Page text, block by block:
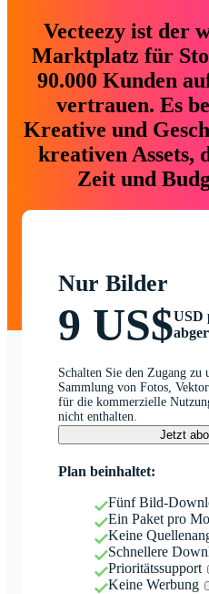
Vecteezy ist der
Marktplatz für
90.000 Kunden
vertrauen. Es
Kreative und
kreativen Assets,
Zeit und
Nur Bilder
9 US$USD
Schalten Sie den Zugang zu
Sammlung von Fotos,
für die kommerzielle
nicht enthalten.
Jetzt
Plan beinhaltet:
Fünf Bild-
Ein Paket pro
Keine
Schnellere
Prioritätssupport
Keine Werbung